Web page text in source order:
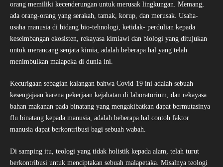
orang memiliki kecenderungan untuk merusak lingkungan. Memang,
ada orang-orang yang serakah, tamak, korup, dan merusak. Usaha-
usaha manusia di bidang bio-tehnologi, ketidak- perdulian kepada
keseimbangan ekosisten, rekayasa kimiawi dan biologi yang ditujukan
untuk merancang senjata kimia, adalah beberapa hal yang telah
menimbulkan malapeka di dunia ini.
Kecurigaan sebagian kalangan bahwa Covid-19 ini adalah sebuah
kesengajaan karena pekerjaan kejahatan di laboratorium, dan rekayasa
bahan makanan pada binatang yang mengakibatkan dapat bermutasinya
flu binatang kepada manusia, adalah beberapa hal contoh faktor
manusia dapat berkontribusi bagi sebuah wabah.
Di samping itu, teologi yang tidak holistik kepada alam, telah turut
berkontribusi untuk menciptakan sebuah malapetaka. Misalnya teologi